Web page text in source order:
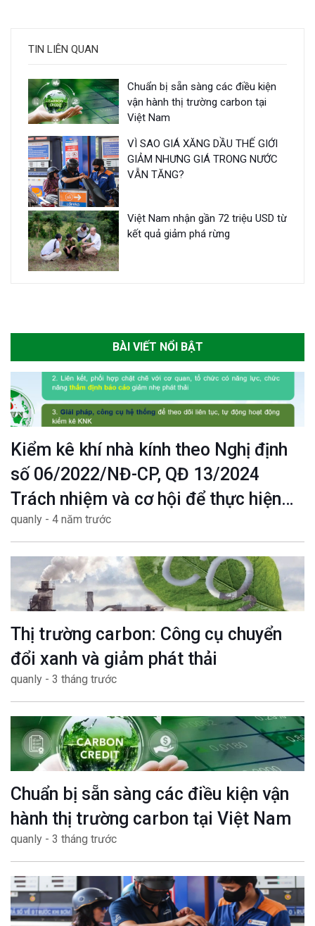
TIN LIÊN QUAN
Chuẩn bị sẵn sàng các điều kiện
vận hành thị trường carbon tại
Việt Nam
VÌ SAO GIÁ XĂNG DẦU THẾ GIỚI
GIẢM NHƯNG GIÁ TRONG NƯỚC
VẪN TĂNG?
Việt Nam nhận gần 72 triệu USD từ
kết quả giảm phá rừng
BÀI VIẾT NỔI BẬT
Kiểm kê khí nhà kính theo Nghị định
số 06/2022/NĐ-CP, QĐ 13/2024
Trách nhiệm và cơ hội để thực hiện
mục tiêu Net zero
quanly - 4 năm trước
Thị trường carbon: Công cụ chuyển
đổi xanh và giảm phát thải
quanly - 3 tháng trước
Chuẩn bị sẵn sàng các điều kiện vận
hành thị trường carbon tại Việt Nam
quanly - 3 tháng trước